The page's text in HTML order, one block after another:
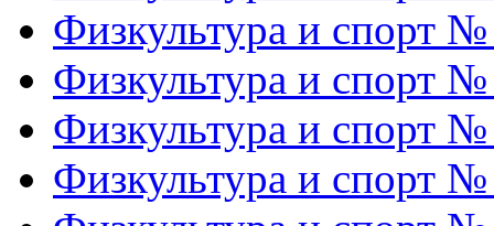
Физкультура и спорт
Физкультура и спорт
Физкультура и спорт
Физкультура и спорт